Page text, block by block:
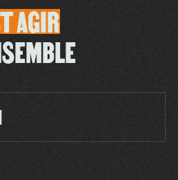
AGIR